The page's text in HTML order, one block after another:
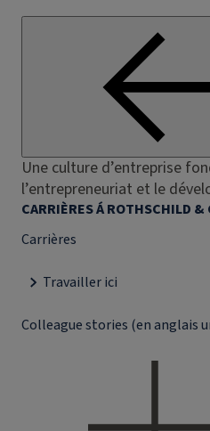
Une culture d’entreprise
l’entrepreneuriat et le
CARRIÈRES Á ROTHSCHILD &
Carrières
Travailler ici
Colleague stories (en anglais